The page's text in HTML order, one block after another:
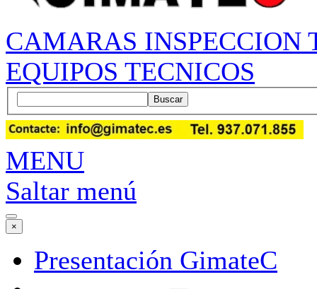
CAMARAS INSPECCION
EQUIPOS TECNICOS
Buscar
MENU
Saltar menú
×
Presentación GimateC